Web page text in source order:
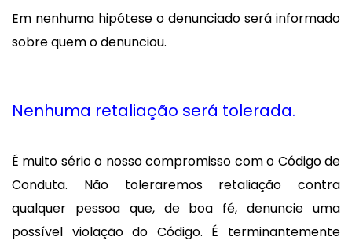
Em nenhuma hipótese o denunciado será informado
sobre quem o denunciou.
Nenhuma retaliação será tolerada.
É muito sério o nosso compromisso com o Código de
Conduta. Não toleraremos retaliação contra
qualquer pessoa que, de boa fé, denuncie uma
possível violação do Código. É terminantemente